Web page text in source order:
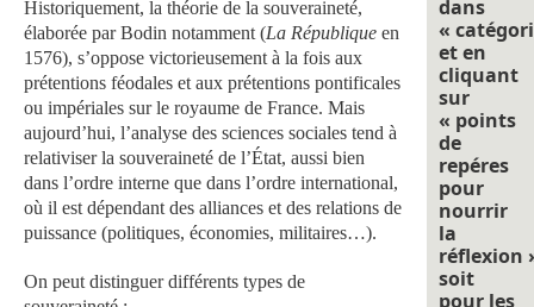
Historiquement, la théorie de la souveraineté,
élaborée par Bodin notamment (La République en
1576), s’oppose victorieusement à la fois aux
prétentions féodales et aux prétentions pontificales
ou impériales sur le royaume de France. Mais
aujourd’hui, l’analyse des sciences sociales tend à
relativiser la souveraineté de l’État, aussi bien
dans l’ordre interne que dans l’ordre international,
où il est dépendant des alliances et des relations de
puissance (politiques, économies, militaires…).
On peut distinguer différents types de
dans
«
et en
cliquant
sur
« points
de
repéres
pour
nourrir
la
réflexion
soit
pour les